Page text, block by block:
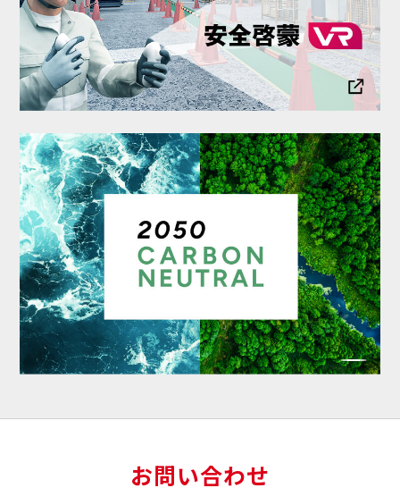
お問い合わせ